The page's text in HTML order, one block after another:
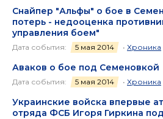
Снайпер "Альфы" о бое в
потерь - недооценка
управления боем"
Дата события: 5 мая 2014 • Хроника
Аваков о бое под Семеновкой
Дата события: 5 мая 2014 • Хроника
Украинские войска впервые
отряда ФСБ Игоря Гиркина